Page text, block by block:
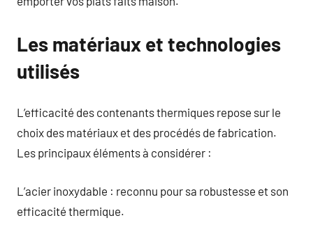
Les matériaux et technologies
utilisés
L’efficacité des contenants thermiques repose sur le
choix des matériaux et des procédés de fabrication.
Les principaux éléments à considérer :
L’acier inoxydable : reconnu pour sa robustesse et son
efficacité thermique.